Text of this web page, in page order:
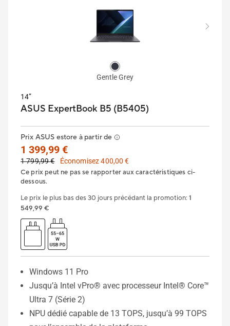
norme NIST SP 800-193
Gentle Grey
14”
ASUS ExpertBook B5 (B5405)
Prix ASUS estore à partir de
1 399,99 €
1 799,99 €
Économisez 400,00 €
Ce prix peut ne pas se rapporter aux caractéristiques ci-
dessous.
Le prix le plus bas des 30 jours précédant la promotion: 1
549,99 €
Windows 11 Pro
Jusqu’à Intel vPro® avec processeur Intel® Core™
Ultra 7 (Série 2)
NPU dédié capable de 13 TOPS, jusqu’à 99 TOPS